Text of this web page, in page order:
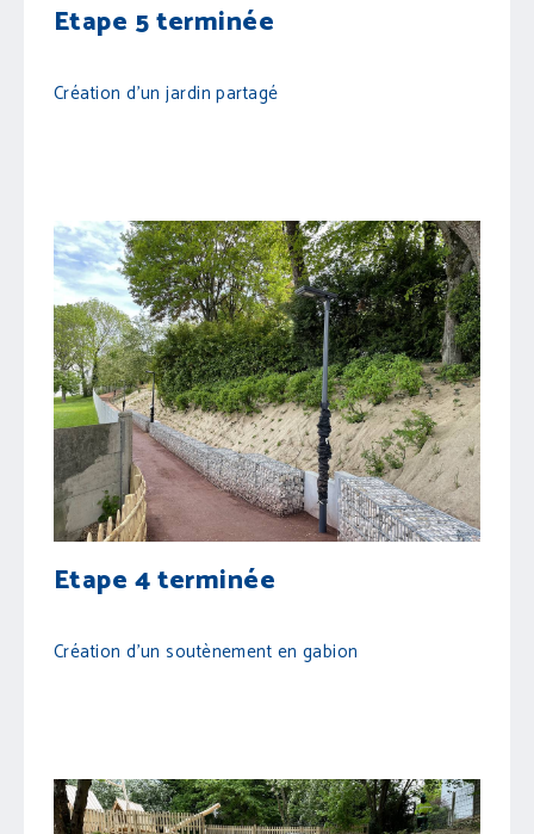
Etape 5 terminée
Création d'un jardin partagé
Etape 4 terminée
Création d'un soutènement en gabion